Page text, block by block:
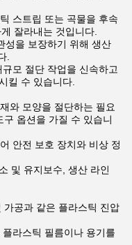
스트립 또는 곡물을 후속
잘라내는 것입니다.
성을 보장하기 위해 생산
.
모 절단 작업을 신속하고
킬 수 있습니다.
와 모양을 절단하는 필요
옵션을 가질 수 있습니
안전 보호 장치와 비상 정
및 유지보수, 생산 라인
공과 같은 플라스틱 진압
라스틱 필름이나 용기를